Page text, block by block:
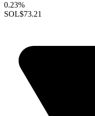
0.23%
SOL$73.21